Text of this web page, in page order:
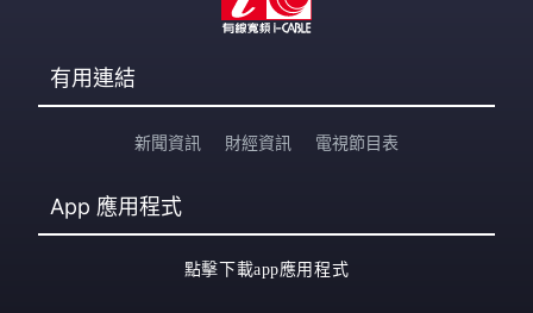
有用連結
新聞資訊 財經資訊 電視節目表
App 應用程式
點擊下載app應用程式